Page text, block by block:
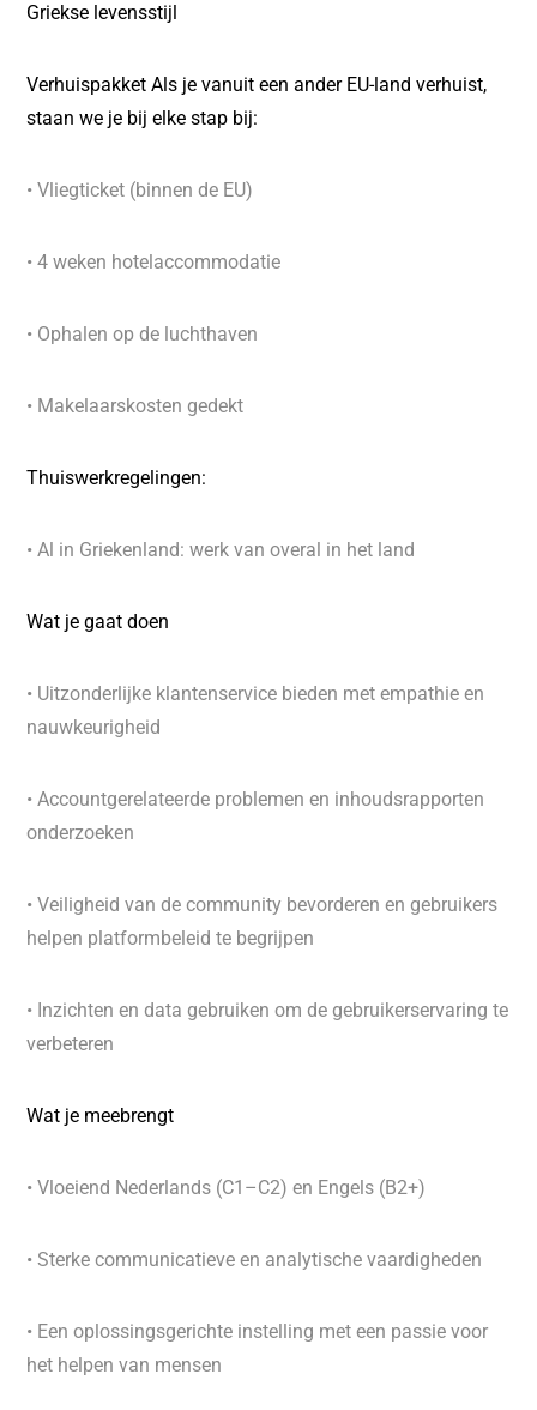
Griekse levensstijl
Verhuispakket Als je vanuit een ander EU-land verhuist,
staan we je bij elke stap bij:
• Vliegticket (binnen de EU)
• 4 weken hotelaccommodatie
• Ophalen op de luchthaven
• Makelaarskosten gedekt
Thuiswerkregelingen:
• Al in Griekenland: werk van overal in het land
Wat je gaat doen
• Uitzonderlijke klantenservice bieden met empathie en
nauwkeurigheid
• Accountgerelateerde problemen en inhoudsrapporten
onderzoeken
• Veiligheid van de community bevorderen en gebruikers
helpen platformbeleid te begrijpen
• Inzichten en data gebruiken om de gebruikerservaring te
verbeteren
Wat je meebrengt
• Vloeiend Nederlands (C1–C2) en Engels (B2+)
• Sterke communicatieve en analytische vaardigheden
• Een oplossingsgerichte instelling met een passie voor
het helpen van mensen